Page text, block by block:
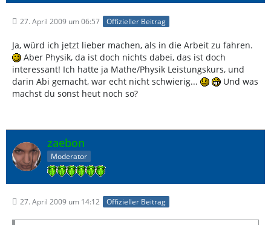
27. April 2009 um 06:57 Offizieller Beitrag
Ja, würd ich jetzt lieber machen, als in die Arbeit zu fahren.
Aber Physik, da ist doch nichts dabei, das ist doch
interessant! Ich hatte ja Mathe/Physik Leistungskurs, und
darin Abi gemacht, war echt nicht schwierig...
Und was
machst du sonst heut noch so?
zaebon
Moderator
27. April 2009 um 14:12 Offizieller Beitrag